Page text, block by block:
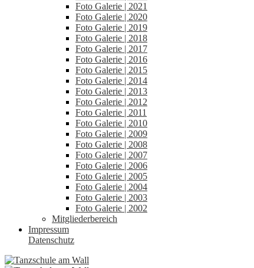
Foto Galerie | 2021
Foto Galerie | 2020
Foto Galerie | 2019
Foto Galerie | 2018
Foto Galerie | 2017
Foto Galerie | 2016
Foto Galerie | 2015
Foto Galerie | 2014
Foto Galerie | 2013
Foto Galerie | 2012
Foto Galerie | 2011
Foto Galerie | 2010
Foto Galerie | 2009
Foto Galerie | 2008
Foto Galerie | 2007
Foto Galerie | 2006
Foto Galerie | 2005
Foto Galerie | 2004
Foto Galerie | 2003
Foto Galerie | 2002
Mitgliederbereich
Impressum
Datenschutz